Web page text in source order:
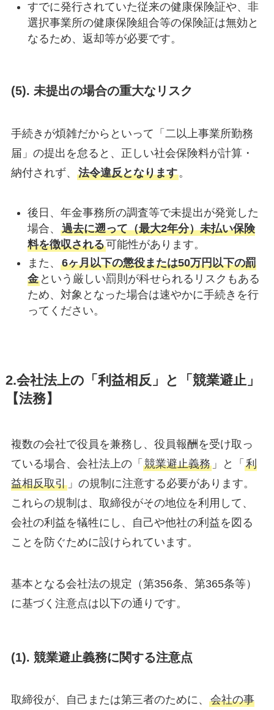
すでに発行されていた従来の健康保険証や、非
選択事業所の健康保険組合等の保険証は無効と
なるため、返却等が必要です。
(5). 未提出の場合の重大なリスク
手続きが煩雑だからといって「二以上事業所勤務
届」の提出を怠ると、正しい社会保険料が計算・
納付されず、 法令違反となります。
後日、年金事務所の調査等で未提出が発覚した
場合、 過去に遡って（最大2年分）未払い保険
料を徴収される可能性があります。
また、 6ヶ月以下の懲役または50万円以下の罰
金という厳しい罰則が科せられるリスクもある
ため、対象となった場合は速やかに手続きを行
ってください。
2.会社法上の「利益相反」と「競業避止」
【法務】
複数の会社で役員を兼務し、役員報酬を受け取っ
ている場合、会社法上の「 競業避止義務」と「 利
益相反取引」の規制に注意する必要があります。
これらの規制は、取締役がその地位を利用して、
会社の利益を犠牲にし、自己や他社の利益を図る
ことを防ぐために設けられています。
基本となる会社法の規定（第356条、第365条等）
に基づく注意点は以下の通りです。
(1). 競業避止義務に関する注意点
取締役が、自己または第三者のために、 会社の事